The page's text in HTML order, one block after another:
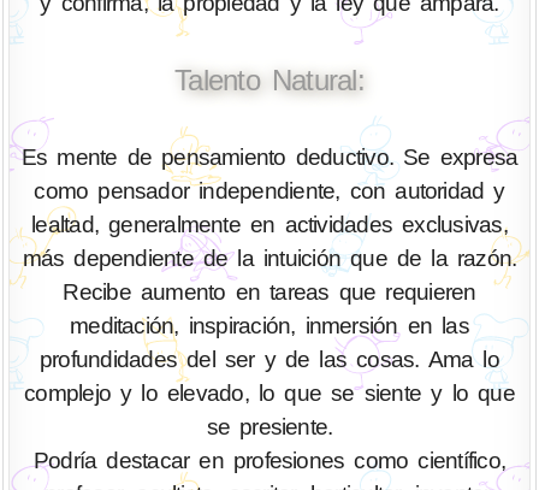
Talento Natural:
Es mente de pensamiento deductivo. Se expresa
como pensador independiente, con autoridad y
lealtad, generalmente en actividades exclusivas,
más dependiente de la intuición que de la razón.
Recibe aumento en tareas que requieren
meditación, inspiración, inmersión en las
profundidades del ser y de las cosas. Ama lo
complejo y lo elevado, lo que se siente y lo que
se presiente.
Podría destacar en profesiones como científico,